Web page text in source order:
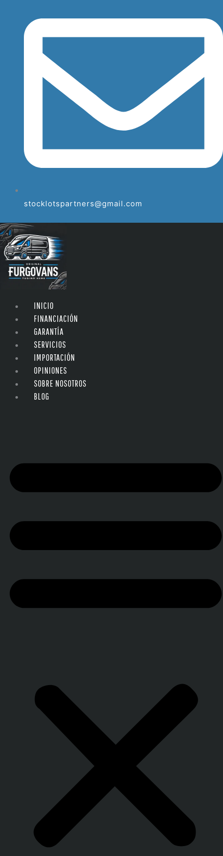
stocklotspartners@gmail.com
INICIO
FINANCIACIÓN
GARANTÍA
SERVICIOS
IMPORTACIÓN
OPINIONES
SOBRE NOSOTROS
BLOG